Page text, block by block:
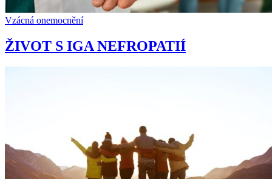
Vzácná onemocnění
ŽIVOT S IGA NEFROPATIÍ